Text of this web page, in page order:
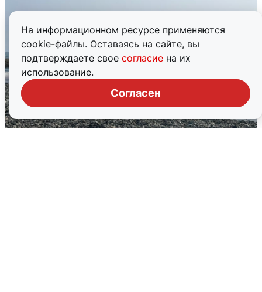
На информационном ресурсе применяются
cookie-файлы. Оставаясь на сайте, вы
подтверждаете свое согласие на их
использование.
Согласен